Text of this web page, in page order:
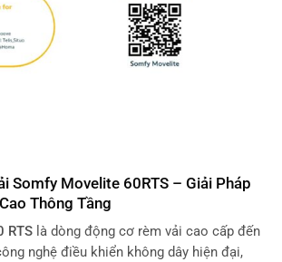
Somfy Movelite 60RTS – Giải Pháp
Thông Tầng
RTS là dòng động cơ rèm vải cao cấp đến
nghệ điều khiển không dây hiện đại,